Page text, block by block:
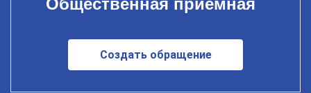
Создать обращение